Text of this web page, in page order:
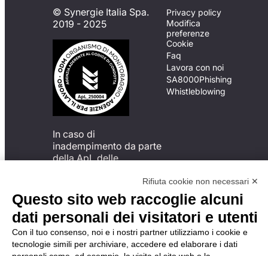
© Synergie Italia Spa.
2019 - 2025
In caso di
inadempimento da parte
della ApL delle
del Codice di Condotta, è
possibile presentare un
reclamo
all’Organismo di
Monitoraggio utilizzando
una delle modalità
descritte al seguente
Privacy policy
Modifica
preferenze
Cookie
Faq
Lavora con noi
SA8000Phishing
Whistleblowing
Rifiuta cookie non necessari ✕
Questo sito web raccoglie alcuni
dati personali dei visitatori e utenti
Con il tuo consenso, noi e i nostri partner utilizziamo i cookie e
tecnologie simili per archiviare, accedere ed elaborare i dati